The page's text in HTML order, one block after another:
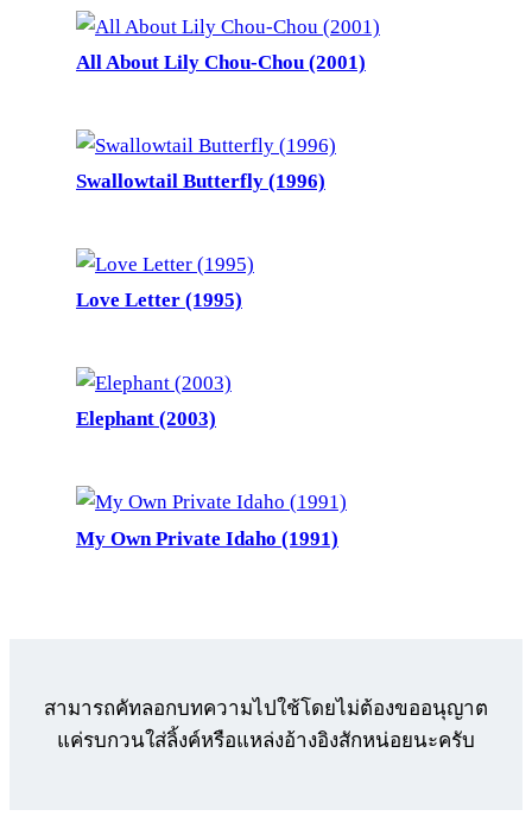
All About Lily Chou-Chou (2001)
Swallowtail Butterfly (1996)
Love Letter (1995)
Elephant (2003)
My Own Private Idaho (1991)
สามารถคัทลอกบทความไปใช้โดยไม่ต้องขออนุญาต
แค่รบกวนใส่ลิ้งค์หรือแหล่งอ้างอิงสักหน่อยนะครับ